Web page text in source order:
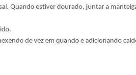
Quando estiver dourado, juntar a
de vez em quando e adicionando